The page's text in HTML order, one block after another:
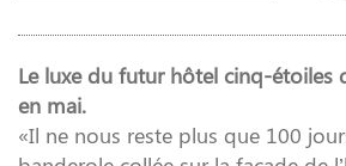
Le luxe du futur hôtel cinq-étoiles
en mai.
«Il ne nous reste plus que 100